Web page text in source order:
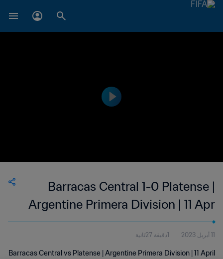
Barracas Central 1-0 Platense |
Argentine Primera Division | 11 Apr
2023
11 أبريل 2023 1دقيقة 27ثانية
Barracas Central vs Platense | Argentine Primera Division | 11 April